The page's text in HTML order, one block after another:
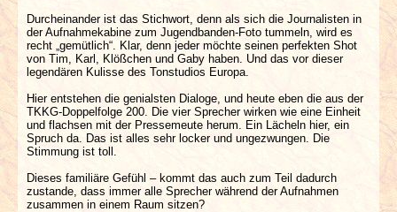
Durcheinander ist das Stichwort, denn als sich die Journalisten in
der Aufnahmekabine zum Jugendbanden-Foto tummeln, wird es
recht „gemütlich“. Klar, denn jeder möchte seinen perfekten Shot
von Tim, Karl, Klößchen und Gaby haben. Und das vor dieser
legendären Kulisse des Tonstudios Europa.
Hier entstehen die genialsten Dialoge, und heute eben die aus der
TKKG-Doppelfolge 200. Die vier Sprecher wirken wie eine Einheit
und flachsen mit der Pressemeute herum. Ein Lächeln hier, ein
Spruch da. Das ist alles sehr locker und ungezwungen. Die
Stimmung ist toll.
Dieses familiäre Gefühl – kommt das auch zum Teil dadurch
zustande, dass immer alle Sprecher während der Aufnahmen
zusammen in einem Raum sitzen?